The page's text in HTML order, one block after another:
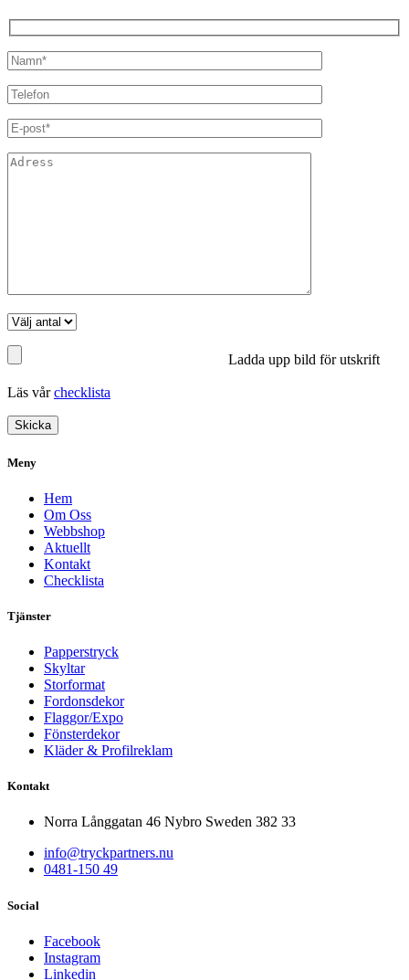
Ladda upp bild för utskrift
Läs vårchecklista
Meny
Hem
Om Oss
Webbshop
Aktuellt
Kontakt
Checklista
Tjänster
Papperstryck
Skyltar
Storformat
Fordonsdekor
Flaggor/Expo
Fönsterdekor
Kläder & Profilreklam
Kontakt
Norra Långgatan 46 Nybro Sweden 382 33
info@tryckpartners.nu
0481-150 49
Social
Facebook
Instagram
Linkedin